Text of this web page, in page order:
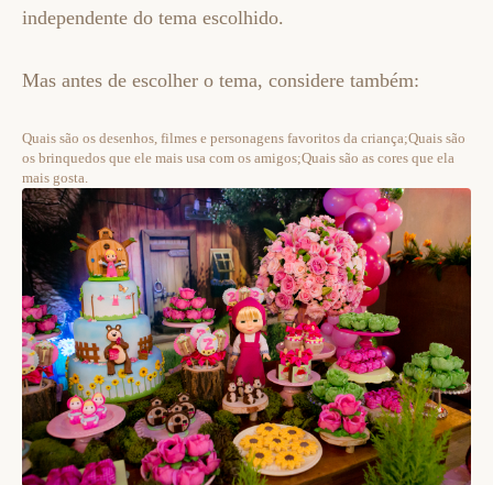
independente do tema escolhido.
Mas antes de escolher o tema, considere também:
Quais são os desenhos, filmes e personagens favoritos da criança;Quais são
os brinquedos que ele mais usa com os amigos;Quais são as cores que ela
mais gosta.